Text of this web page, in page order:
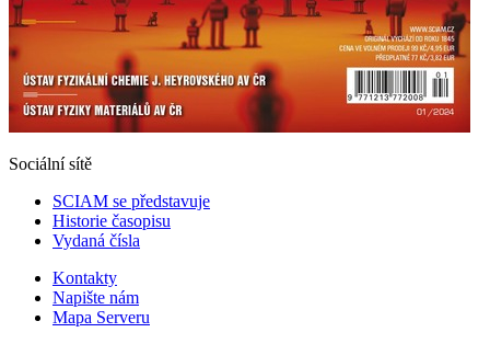
Sociální sítě
SCIAM se představuje
Historie časopisu
Vydaná čísla
Kontakty
Napište nám
Mapa Serveru